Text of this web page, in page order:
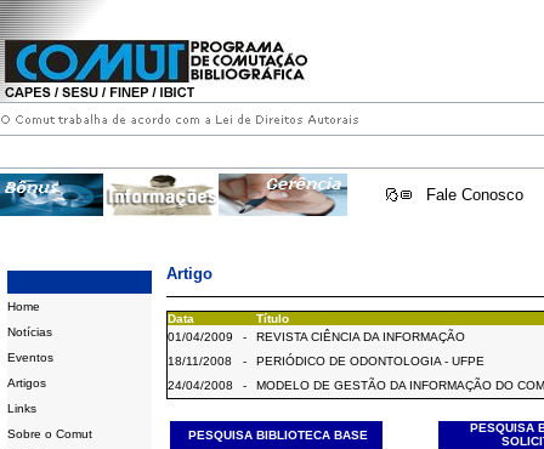
Fale Conosco
Home
Notícias
Eventos
Artigos
Links
Sobre o Comut
Artigo
Data
Título
01/04/2009
-
REVISTA CIÊNCIA DA INFORMAÇÃO
18/11/2008
-
PERIÓDICO DE ODONTOLOGIA - UFPE
24/04/2008
- MODELO DE GESTÃO DA INFORMAÇÃO DO
PESQUISA BIBLIOTECA BASE
PESQUISA